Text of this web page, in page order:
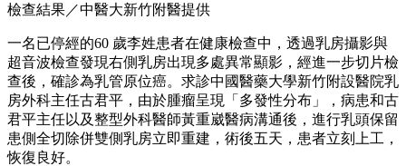
檢查結果／中醫大新竹附醫提供
一名已停經的60 歲李姓患者在健康檢查中，透過乳房攝影與
超音波檢查發現右側乳房出現多處異常顯影，經進一步切片檢
查後，確診為乳管原位癌。求診中國醫藥大學新竹附設醫院乳
房外科主任古君平，由於腫瘤呈現「多發性分布」，病患和古
君平主任以及整型外科醫師黃重崴醫病溝通後，進行乳頭保留
患側全切除併雙側乳房立即重建，術後五天，患者立刻上工，
恢復良好。